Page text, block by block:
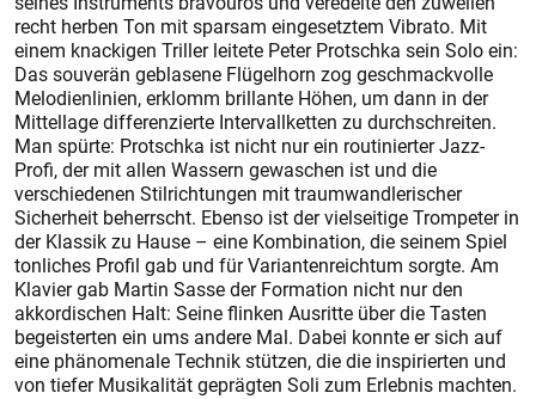
recht herben Ton mit sparsam eingesetztem Vibrato. Mit
einem knackigen Triller leitete Peter Protschka sein Solo ein:
Das souverän geblasene Flügelhorn zog geschmackvolle
Melodienlinien, erklomm brillante Höhen, um dann in der
Mittel­lage differenzierte Intervallketten zu durchschreiten.
Man spürte: Protschka ist nicht nur ein routinierter Jazz-
Profi, der mit allen Wassern gewaschen ist und die
verschiedenen Stilrichtungen mit traumwandlerischer
Sicherheit beherrscht. Ebenso ist der vielseitige Trompeter in
der Klassik zu Hause – eine Kombination, die seinem Spiel
tonliches Profil gab und für Variantenreichtum sorgte. Am
Klavier gab Martin Sasse der Formation nicht nur den
akkordischen Halt: Seine flinken Ausritte über die Tasten
begeisterten ein ums andere Mal. Dabei konnte er sich auf
eine phänomenale Technik stützen, die die inspirierten und
von tiefer Musikalität geprägten Soli zum Erlebnis machten.